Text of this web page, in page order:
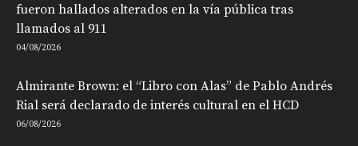
fueron hallados alterados en la vía pública tras
llamados al 911
04/08/2026
Almirante Brown: el “Libro con Alas” de Pablo Andrés
Rial será declarado de interés cultural en el HCD
06/08/2026